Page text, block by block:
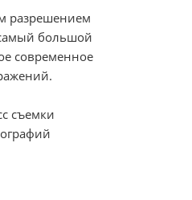
разрешением
большой
современное
съемки